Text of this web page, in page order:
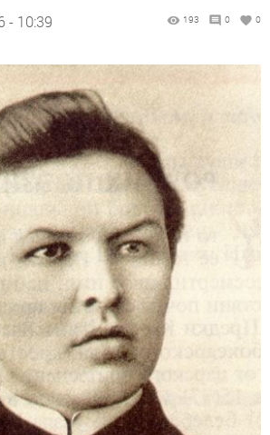
- 10:39 193 0 0